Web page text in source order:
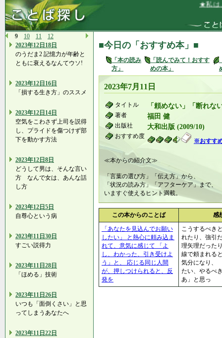
★私は、
9 10 11
12
2023年12日18日
のうだま2 記憶力が年齢と
ともに衰えるなんてウソ!
2023年12日16日
「損する生き方」のススメ
2023年12日14日
空気をこわさず上司を説得
し、プライドを傷つけず部
下を動かす方法
2023年12日8日
どうして男は、そんな言い
方 なんで女は、あんな話
し方
2023年12日5日
自尊心という病
2023年11日30日
すごい説得力
2023年11日28日
「ほめる」技術
2023年11日26日
いつも「面倒くさい」と思
ってしまうあなたへ
2023年11日22日
■今日の「おすすめ本」■
「本の読み
方」
「読んでみて！おすす
めの本」
2023年7月11日
タイトル 「頼めない」「断れな
著者 福田 健
出版社 大和出版 (2009/10)
おすすめ度
※おすす
≪本からの紹介文≫
「言葉の選び方」「伝え方」から、
「状況の読み方」「アフターケア」まで、
いますぐ使えるヒント満載。
この本からのことば
感
「あなたを見込んでお願い
したい」 と熱心に頼み込ま
れて、意気に感じて 「よ
し、わかった、引き受けよ
う」と、 応じる同じ人間
が、押しつけられると、反
発を
こうするべき
れたり、強引
理矢理だった
線で頼まれる
気分になり、
たい、やるべ
あ」と思っ